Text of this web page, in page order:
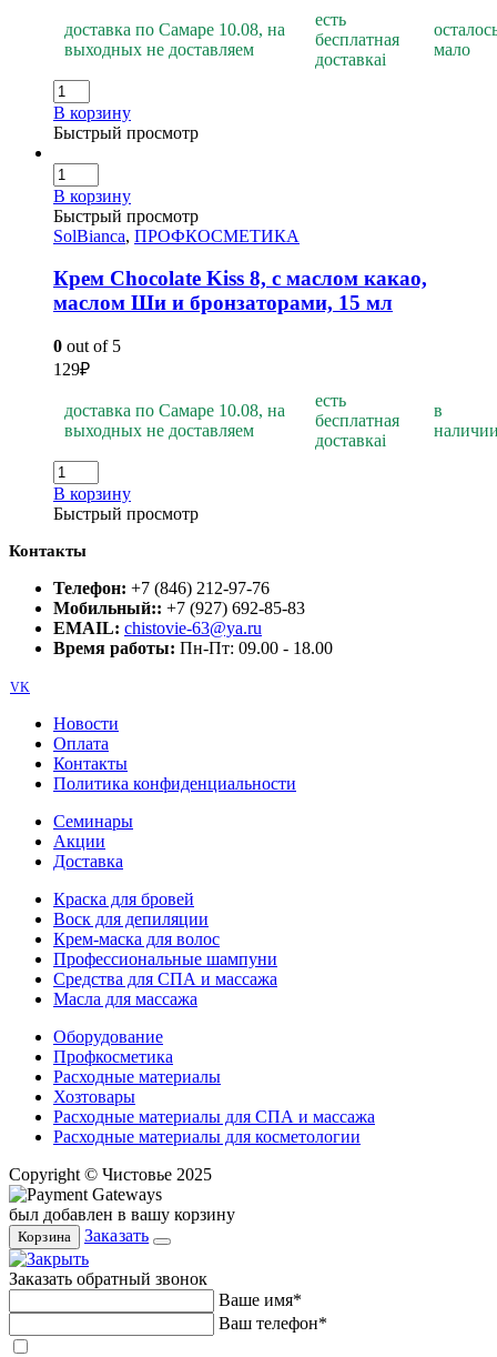
доставка по Самаре 10.08, на
выходных не доставляем
есть
бесплатная
доставкаi
мало
В корзину
Быстрый просмотр
В корзину
Быстрый просмотр
SolBianca, ПРОФКОСМЕТИКА
Крем Chocolate Kiss 8, с маслом какао,
маслом Ши и бронзаторами, 15 мл
0 out of 5
129₽
доставка по Самаре 10.08, на
выходных не доставляем
есть
бесплатная
доставкаi
в
В корзину
Быстрый просмотр
Контакты
Телефон: +7 (846) 212-97-76
Мобильный:: +7 (927) 692-85-83
EMAIL: chistovie-63@ya.ru
Время работы: Пн-Пт: 09.00 - 18.00
VK
Новости
Оплата
Контакты
Политика конфиденциальности
Семинары
Акции
Доставка
Краска для бровей
Воск для депиляции
Крем-маска для волос
Профессиональные шампуни
Средства для СПА и массажа
Масла для массажа
Оборудование
Профкосметика
Расходные материалы
Хозтовары
Расходные материалы для СПА и массажа
Расходные материалы для косметологии
Copyright © Чистовье 2025
был добавлен в вашу корзину
Корзина Заказать
Заказать обратный звонок
Ваше имя*
Ваш телефон*